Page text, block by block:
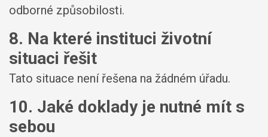
odborné způsobilosti.
8. Na které instituci životní
situaci řešit
Tato situace není řešena na žádném úřadu.
10. Jaké doklady je nutné mít s
sebou